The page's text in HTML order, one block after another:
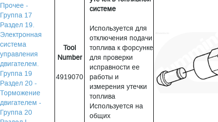
Прочее -
Группа 17
Раздел 19.
Электронная
система
управления
двигателем.
Группа 19
Раздел 20 -
Торможение
двигателем -
Группа 20
Tool
Number
4919070
системе
Используется для
отключения подачи
топлива к форсунке
для проверки
исправности ее
работы и
измерения утечки
топлива
Используется на
общих